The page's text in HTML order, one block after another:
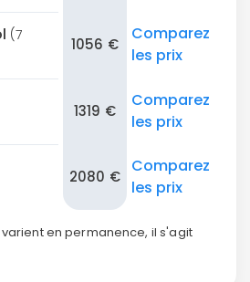
(7
1056 €
Comparez
les prix
1319 €
Comparez
les prix
2080 €
Comparez
les prix
en permanence, il s'agit